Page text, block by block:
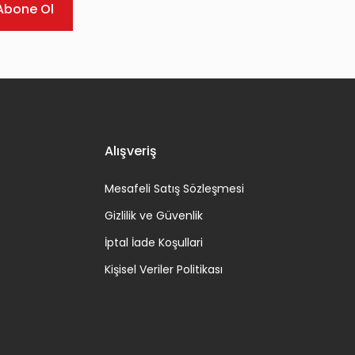
Ol
Alışveriş
Mesafeli Satış Sözleşmesi
Gizlilik ve Güvenlik
İptal İade Koşullari
Kişisel Veriler Politikası